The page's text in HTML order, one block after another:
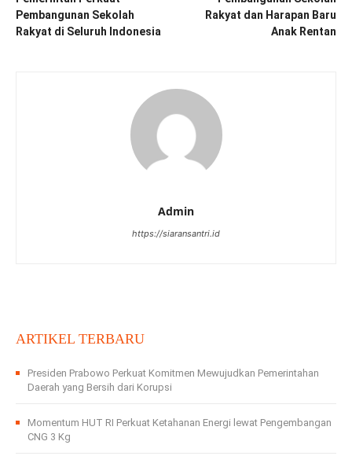
Pembangunan Sekolah
Rakyat di Seluruh Indonesia
Rakyat dan Harapan Baru
Anak Rentan
Admin
https://siaransantri.id
ARTIKEL TERBARU
Presiden Prabowo Perkuat Komitmen Mewujudkan Pemerintahan
Daerah yang Bersih dari Korupsi
Momentum HUT RI Perkuat Ketahanan Energi lewat Pengembangan
CNG 3 Kg